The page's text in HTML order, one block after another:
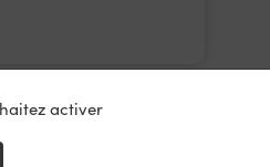
activer